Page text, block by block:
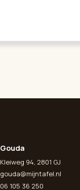
Gouda
Kleiweg 94, 2801 GJ
gouda@mijntafel.nl
06 105 36 250